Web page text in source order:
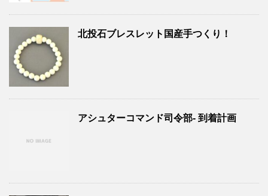
北投石ブレスレット国産手つくり！
アシュターコマンド司令部- 到着計画